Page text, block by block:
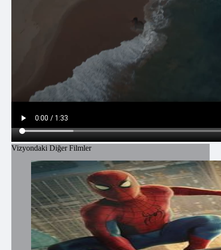
Vizyondaki Diğer Filmler